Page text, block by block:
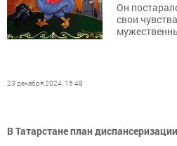
Он
свои
23 декабря 2024, 15:48
В Татарстане план